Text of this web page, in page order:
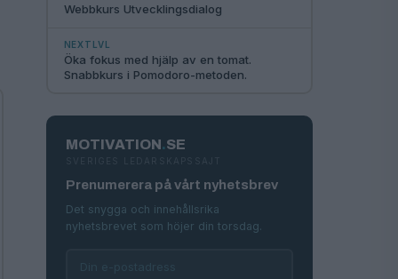
Webbkurs Utvecklingsdialog
NEXTLVL
Öka fokus med hjälp av en tomat.
Snabbkurs i Pomodoro-metoden.
MOTIVATION.SE
SVERIGES LEDARSKAPSSAJT
Prenumerera på vårt nyhetsbrev
Det snygga och innehållsrika
nyhetsbrevet som höjer din torsdag.